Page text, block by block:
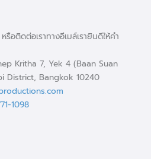
อติดต่อเราทางอีเมล์เรายินดีให้คำ
Kritha 7, Yek 4 (Baan Suan
District, Bangkok 10240
1098